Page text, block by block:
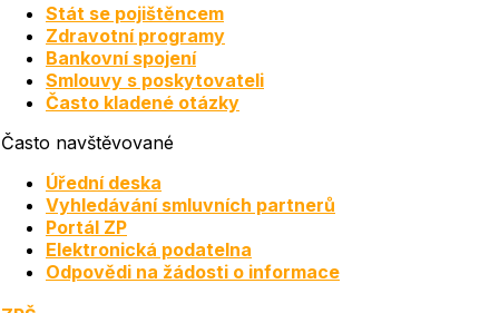
Stát se pojištěncem
Zdravotní programy
Bankovní spojení
Smlouvy s poskytovateli
Často kladené otázky
Často navštěvované
Úřední deska
Vyhledávání smluvních partnerů
Portál ZP
Elektronická podatelna
Odpovědi na žádosti o informace